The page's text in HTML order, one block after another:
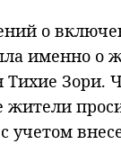
о
именно о
Зори.
жители
учетом